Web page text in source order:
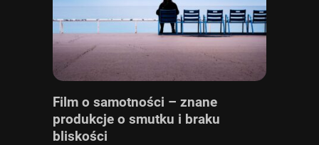
Film o samotności – znane
produkcje o smutku i braku
bliskości